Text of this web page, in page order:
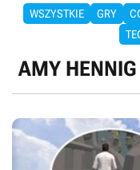
WSZYSTKIE GRY
AMY HENNIG